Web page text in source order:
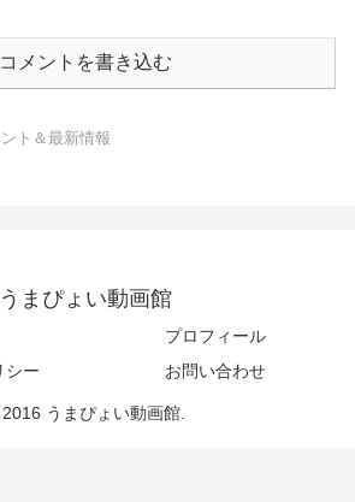
コメントを書き込む
ト＆最新情報
うまぴょい動画館
プロフィール
シー
お問い合わせ
うまぴょい動画館.